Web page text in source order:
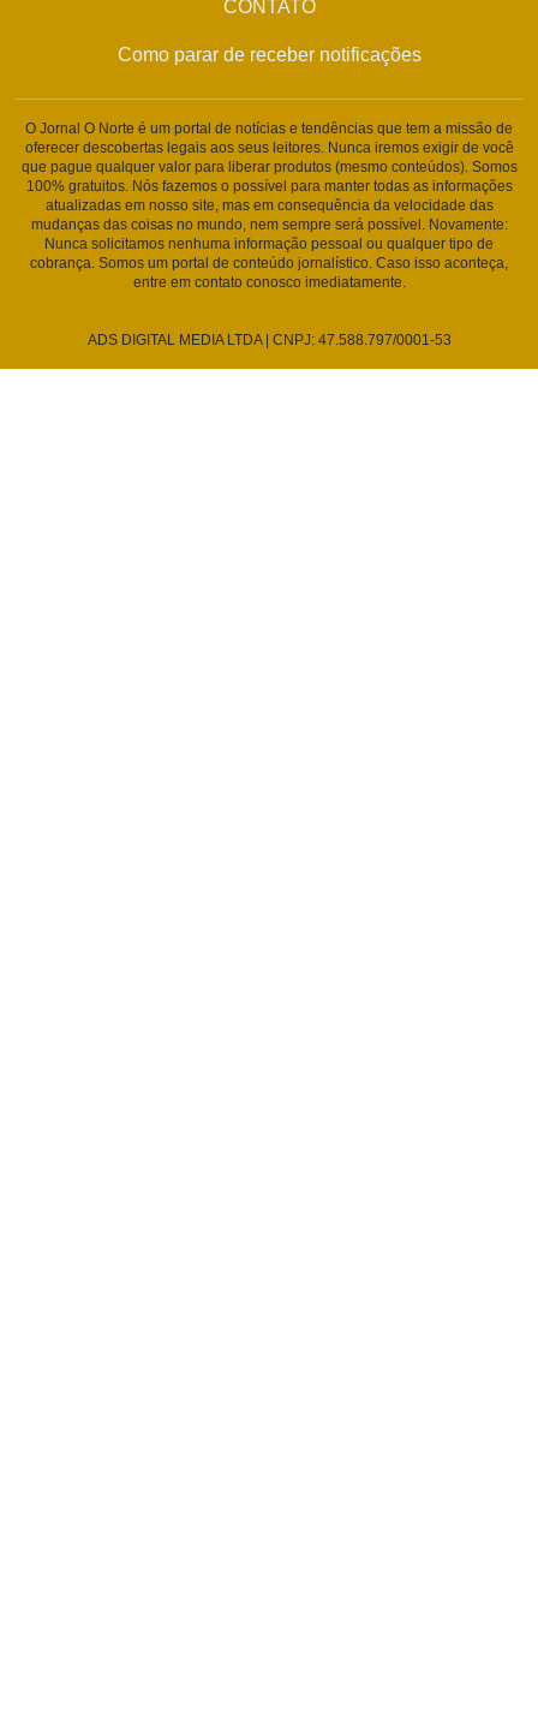
CONTATO
Como parar de receber notificações
O Jornal O Norte é um portal de notícias e tendências que tem a missão de
oferecer descobertas legais aos seus leitores. Nunca iremos exigir de você
que pague qualquer valor para liberar produtos (mesmo conteúdos). Somos
100% gratuitos. Nós fazemos o possível para manter todas as informações
atualizadas em nosso site, mas em consequência da velocidade das
mudanças das coisas no mundo, nem sempre será possível. Novamente:
Nunca solicitamos nenhuma informação pessoal ou qualquer tipo de
cobrança. Somos um portal de conteúdo jornalístico. Caso isso aconteça,
entre em contato conosco imediatamente.
ADS DIGITAL MEDIA LTDA | CNPJ: 47.588.797/0001-53